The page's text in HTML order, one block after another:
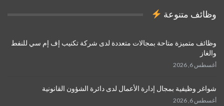
وظائف متنوعة
وظائف متميزة متاحة بمجالات متعددة لدى شركة تكنيب إف إم سي للنفط
والغاز
أغسطس 6, 2026
شواغر وظيفية بمجال إدارة الأعمال لدى دائرة الشؤون القانونية
أغسطس 6, 2026